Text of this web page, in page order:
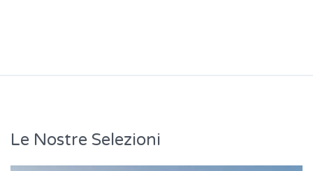
Le Nostre Selezioni